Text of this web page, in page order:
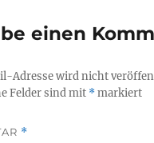
einen
Adresse wird nicht
Felder sind mit *markiert
*